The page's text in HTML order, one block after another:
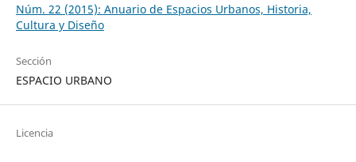
Núm. 22 (2015): Anuario de Espacios Urbanos, Historia,
Cultura y Diseño
Sección
ESPACIO URBANO
Licencia